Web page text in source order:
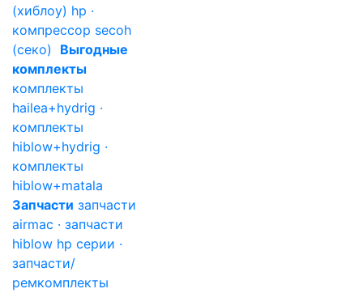
(хиблоу) hp ·
компрессор secoh
(секо)
Выгодные
комплекты
комплекты
hailea+hydrig ·
комплекты
hiblow+hydrig ·
комплекты
hiblow+matala
Запчасти запчасти
airmac · запчасти
hiblow hp серии ·
запчасти/
ремкомплекты